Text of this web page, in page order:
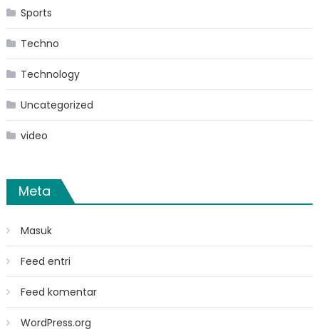
Sports
Techno
Technology
Uncategorized
video
Meta
Masuk
Feed entri
Feed komentar
WordPress.org